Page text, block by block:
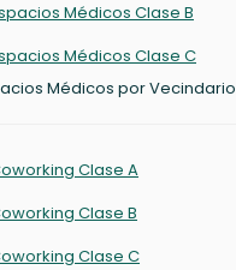
Médicos Clase B
Médicos Clase C
Médicos por Vecindario
Clase A
Clase B
Clase C